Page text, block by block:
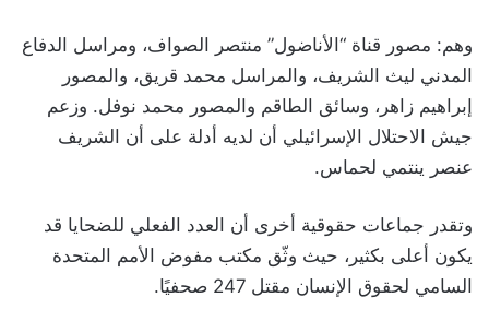
وهم: مصور قناة “الأناضول” منتصر الصواف، ومراسل الدفاع
المدني ليث الشريف، والمراسل محمد قريق، والمصور
إبراهيم زاهر، وسائق الطاقم والمصور محمد نوفل. وزعم
جيش الاحتلال الإسرائيلي أن لديه أدلة على أن الشريف
عنصر ينتمي لحماس.
وتقدر جماعات حقوقية أخرى أن العدد الفعلي للضحايا قد
يكون أعلى بكثير، حيث وثّق مكتب مفوض الأمم المتحدة
السامي لحقوق الإنسان مقتل 247 صحفيًا.